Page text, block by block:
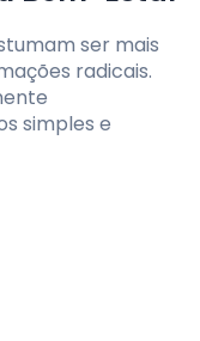
ser mais
radicais.
simples e